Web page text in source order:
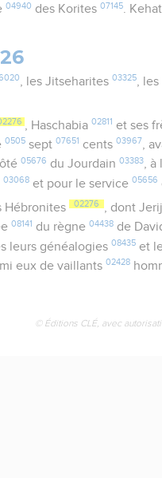
04940 des Korites07145.
, les Jitseharites 03325, les
, Haschabia 02811 et ses
0505 sept07651 cents03967,
05676 du Jourdain03383, à
03068 et pour le service05656
Hébronites 02276 , dont
08141 du règne04438 de
leurs généalogies08435 et
eux de vaillants02428
© Éditions CLÉ, avec